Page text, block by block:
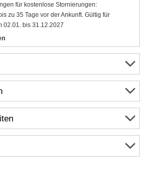
für kostenlose Stornierungen:
zu 35 Tage vor der Ankunft. Gültig für
02.01. bis 31.12.2027